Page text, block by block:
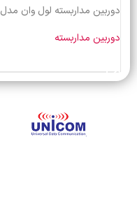
دوربین مداربسته لول وان مدل FCS-5093H
دوربین مداربسته